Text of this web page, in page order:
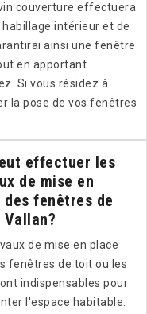
couverture effectuera
intérieur et de
ainsi une fenêtre
en apportant
Si vous résidez à
la pose de vos fenêtres
effectuer les
de mise en
des fenêtres de
de mise en place
fenêtres de toit ou les
indispensables pour
l'espace habitable.